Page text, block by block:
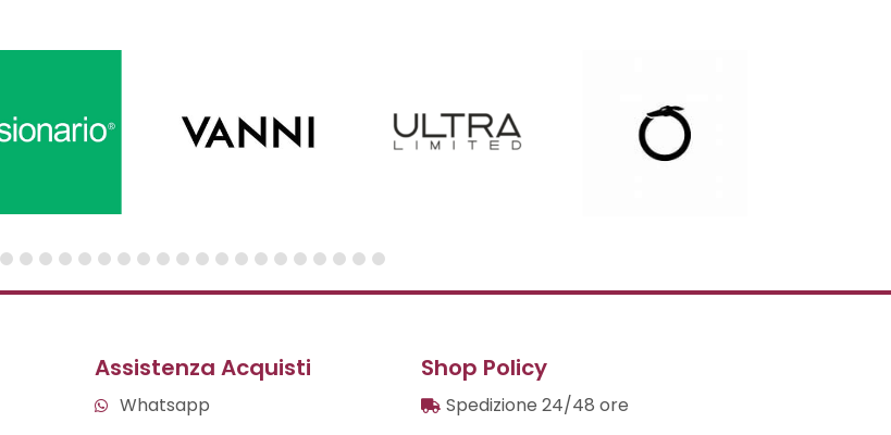
Assistenza Acquisti
Whatsapp
Shop Policy
Spedizione 24/48 ore